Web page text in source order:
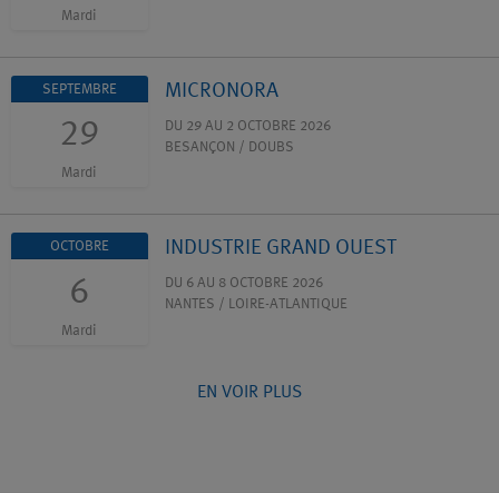
Mardi
SEPTEMBRE
29
Mardi
MICRONORA
DU 29 AU 2 OCTOBRE 2026
BESANÇON / DOUBS
OCTOBRE
6
Mardi
INDUSTRIE GRAND OUEST
DU 6 AU 8 OCTOBRE 2026
NANTES / LOIRE-ATLANTIQUE
EN VOIR PLUS